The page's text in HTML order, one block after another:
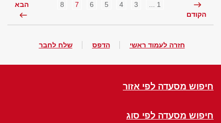
הקודם
1 ...
3
4
5
6
7
8 הבא
חזרה לעמוד ראשי הדפס שלח לחבר
חיפוש מסעדה לפי אזור
חיפוש מסעדה לפי סוג